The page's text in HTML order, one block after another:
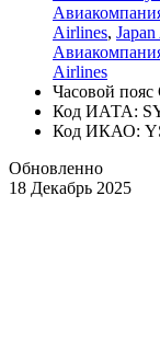
Airlines,
Airlines
Часовой пояс
Код ИАТА:
Код ИКАО:
Обновленно
18 Декабрь 2025